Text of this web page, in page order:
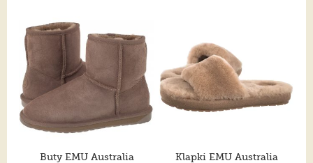
Buty EMU Australia Klapki EMU Australia